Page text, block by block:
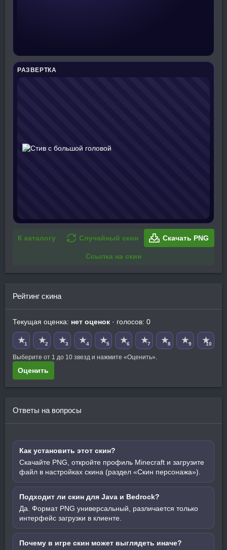
РАЗВЕРТКА
К каталогу Случайный скин Скачать PNG
Ссылка на скин
Рейтинг скина
Текущая оценка: нет оценок · голосов: 0
★1 ★2 ★3 ★4 ★5 ★6 ★7 ★8 ★9 ★10
Выберите от 1 до 10 звезд и нажмите «Оценить».
Оценить
Ответы на вопросы
Как установить этот скин?
Скачайте PNG, откройте профиль Minecraft и загрузите
файл в настройках скина (раздел «Скин персонажа»).
Подходит ли скин для Java и Bedrock?
Да. Формат PNG универсальный, различается только
интерфейс загрузки в клиенте.
Почему в игре скин может выглядеть иначе?